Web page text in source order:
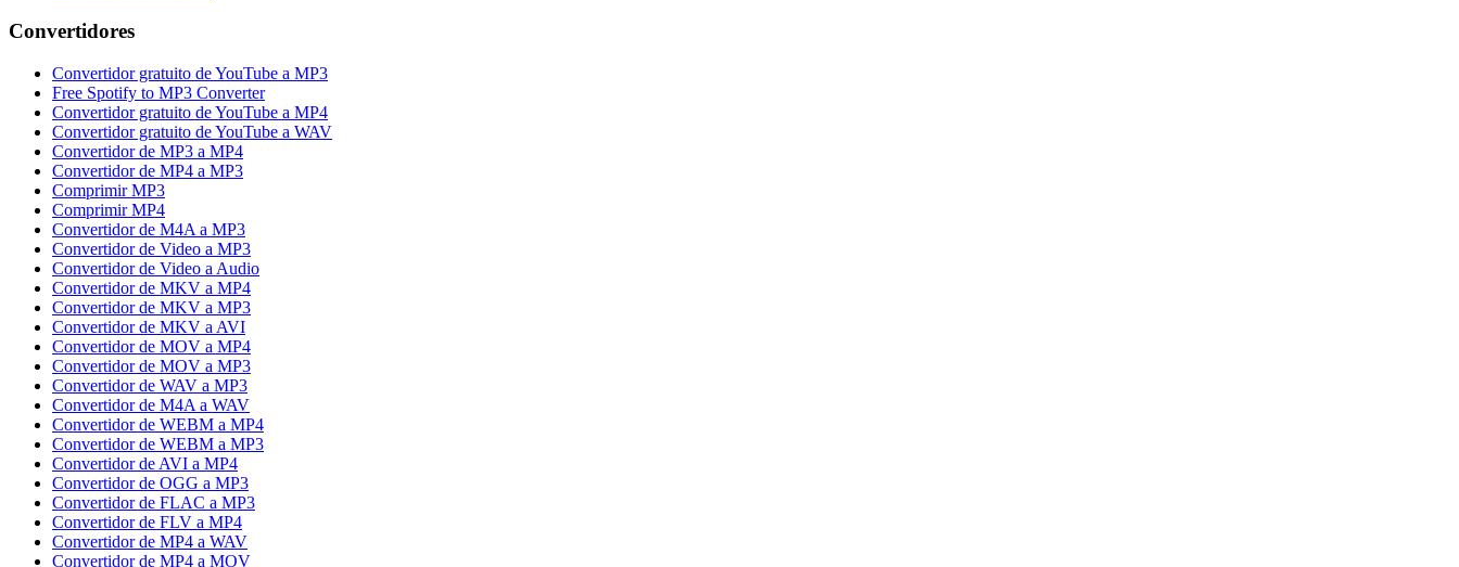
Convertidores
Convertidor gratuito de YouTube a MP3
Free Spotify to MP3 Converter
Convertidor gratuito de YouTube a MP4
Convertidor gratuito de YouTube a WAV
Convertidor de MP3 a MP4
Convertidor de MP4 a MP3
Comprimir MP3
Comprimir MP4
Convertidor de M4A a MP3
Convertidor de Video a MP3
Convertidor de Video a Audio
Convertidor de MKV a MP4
Convertidor de MKV a MP3
Convertidor de MKV a AVI
Convertidor de MOV a MP4
Convertidor de MOV a MP3
Convertidor de WAV a MP3
Convertidor de M4A a WAV
Convertidor de WEBM a MP4
Convertidor de WEBM a MP3
Convertidor de AVI a MP4
Convertidor de OGG a MP3
Convertidor de FLAC a MP3
Convertidor de FLV a MP4
Convertidor de MP4 a WAV
Convertidor de MP4 a MOV